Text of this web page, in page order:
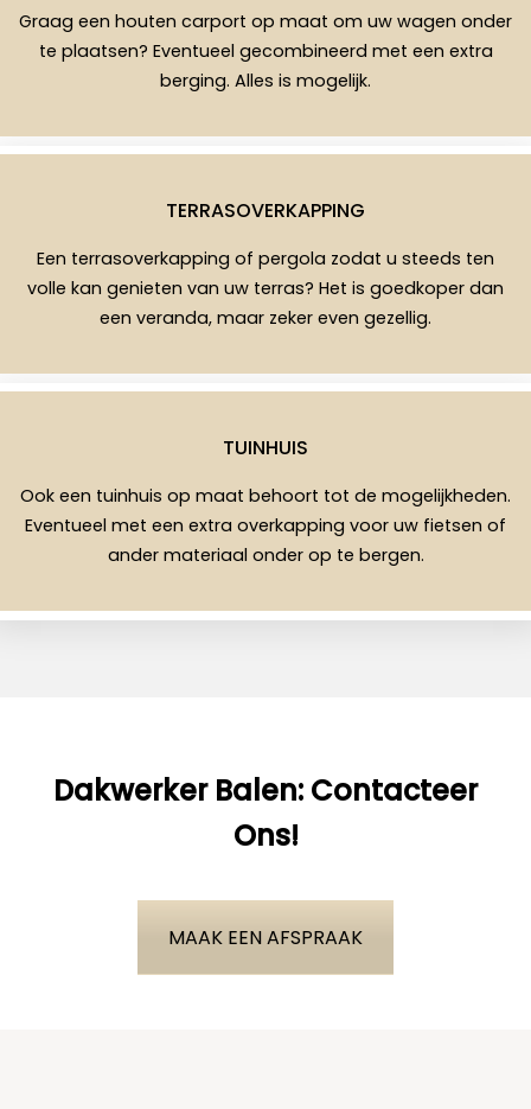
Graag een houten carport op maat om uw wagen onder
te plaatsen? Eventueel gecombineerd met een extra
berging. Alles is mogelijk.
TERRASOVERKAPPING
Een terrasoverkapping of pergola zodat u steeds ten
volle kan genieten van uw terras? Het is goedkoper dan
een veranda, maar zeker even gezellig.
TUINHUIS
Ook een tuinhuis op maat behoort tot de mogelijkheden.
Eventueel met een extra overkapping voor uw fietsen of
ander materiaal onder op te bergen.
Dakwerker Balen: Contacteer
Ons!
MAAK EEN AFSPRAAK